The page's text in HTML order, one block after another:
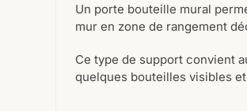
Un porte bouteille mural
mur en zone de rangement
Ce type de support convient
quelques bouteilles visibles